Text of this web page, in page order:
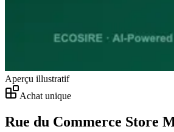
Aperçu illustratif
Achat unique
Rue du Commerce Store